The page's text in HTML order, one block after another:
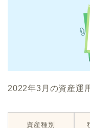
2022年3月の資産運
資産種別